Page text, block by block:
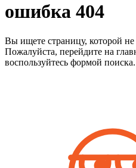
ошибка 404
Вы ищете страницу, которой не
Пожалуйста, перейдите на
воспользуйтесь формой поиска.